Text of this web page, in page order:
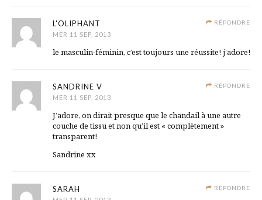
RÉPONDRE
L'OLIPHANT
MER 11 SEP, 2013
le masculin-féminin, c’est toujours une réussite! j’adore!
RÉPONDRE
SANDRINE V
MER 11 SEP, 2013
J’adore, on dirait presque que le chandail à une autre
couche de tissu et non qu’il est « complètement »
transparent!
Sandrine xx
RÉPONDRE
SARAH